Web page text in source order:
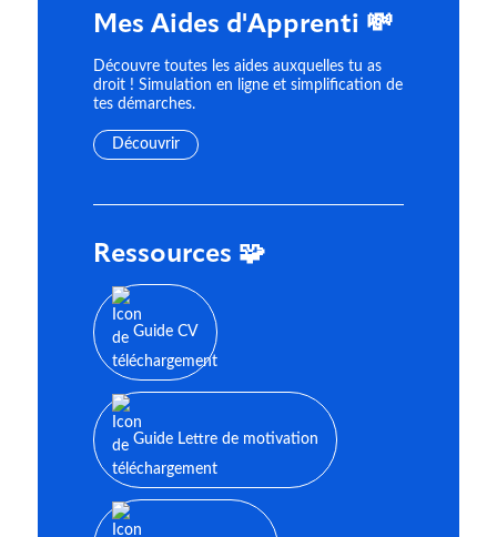
Mes Aides d'Apprenti 💸
Découvre toutes les aides auxquelles tu as
droit ! Simulation en ligne et simplification de
tes démarches.
Découvrir
Ressources 🧩
Guide CV
Guide Lettre de motivation